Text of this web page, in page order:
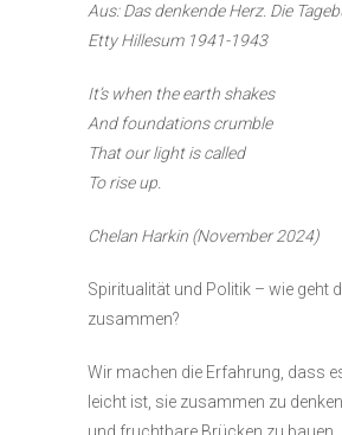
Aus: Das denkende Herz. Die
Etty Hillesum 1941-1943
It’s when the earth shakes
And foundations crumble
That our light is called
To rise up.
Chelan Harkin (November 2024)
Spiritualität und Politik – wie geht
zusammen?
Wir machen die Erfahrung, dass
leicht ist, sie zusammen zu